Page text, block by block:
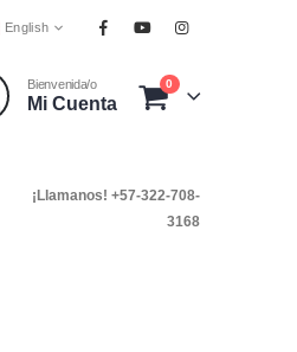
English
Bienvenida/o
Mi Cuenta
0
¡Llamanos! +57-322-708-
3168